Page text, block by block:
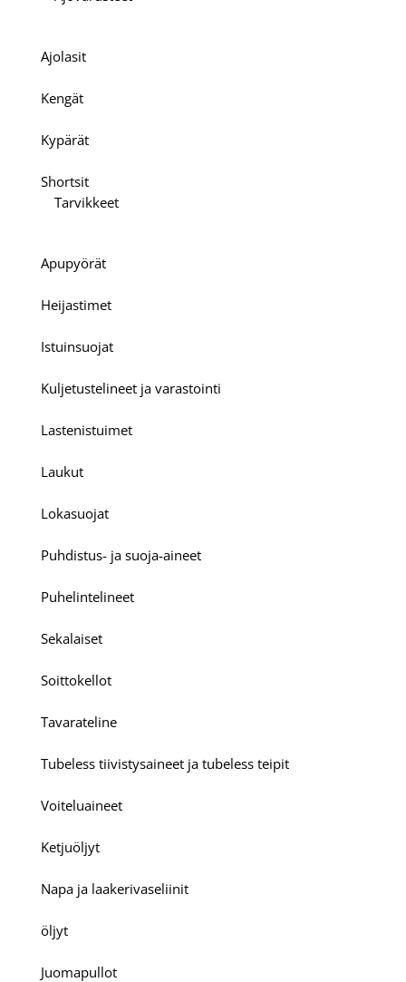
Ajolasit
Kengät
Kypärät
Shortsit
Tarvikkeet
Apupyörät
Heijastimet
Istuinsuojat
Kuljetustelineet ja varastointi
Lastenistuimet
Laukut
Lokasuojat
Puhdistus- ja suoja-aineet
Puhelintelineet
Sekalaiset
Soittokellot
Tavarateline
Tubeless tiivistysaineet ja tubeless teipit
Voiteluaineet
Ketjuöljyt
Napa ja laakerivaseliinit
öljyt
Juomapullot